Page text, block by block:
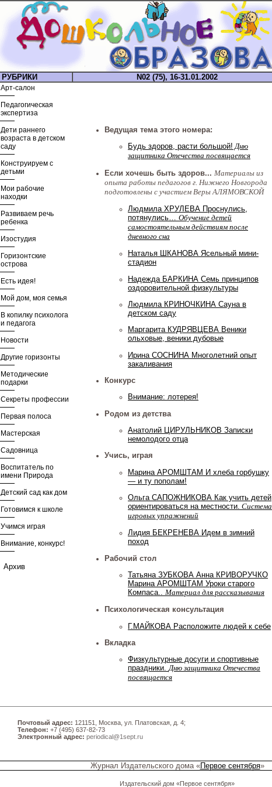
РУБРИКИ N02 (75), 16-31.01.2002
Арт-салон
Педагогическая
экспертиза
Дети раннего
возраста в детском
саду
Конструируем с
детьми
Мои рабочие
находки
Развиваем речь
ребенка
Изостудия
Горизонтские
острова
Есть идея!
Мой дом, моя семья
В копилку психолога
и педагога
Новости
Другие горизонты
Методические
подарки
Секреты профессии
Первая полоса
Мастерская
Садовница
Воспитатель по
имени Природа
Детский сад как дом
Готовимся к школе
Учимся играя
Внимание, конкурс!
Архив
Ведущая тема этого номера:
Будь здоров, расти большой! Дню
защитника Отечества посвящается
Если хочешь быть здоров... Материалы из
опыта работы педагогов г. Нижнего Новгорода
подготовлены с участием Веры АЛЯМОВСКОЙ
Людмила ХРУЛЕВА Проснулись,
потянулись… Обучение детей
самостоятельным действиям после
дневного сна
Наталья ШКАНОВА Ясельный мини-
стадион
Надежда БАРКИНА Семь принципов
оздоровительной физкультуры
Людмила КРИНОЧКИНА Сауна в
детском саду
Маргарита КУДРЯВЦЕВА Веники
ольховые, веники дубовые
Ирина СОСНИНА Многолетний опыт
закаливания
Конкурс
Внимание: лотерея!
Родом из детства
Анатолий ЦИРУЛЬНИКОВ Записки
немолодого отца
Учись, играя
Марина АРОМШТАМ И хлеба горбушку
— и ту пополам!
Ольга САПОЖНИКОВА Как учить детей
ориентироваться на местности. Система
игровых упражнений
Лидия БЕКРЕНЕВА Идем в зимний
поход
Рабочий стол
Татьяна ЗУБКОВА Анна КРИВОРУЧКО
Марина АРОМШТАМ Уроки старого
Компаса.. Материал для рассказывания
Психологическая консультация
Г.МАЙКОВА Расположите людей к себе
Вкладка
Физкультурные досуги и спортивные
праздники.Дню защитника Отечества
посвящается
Почтовый адрес: 121151, Москва, ул. Платовская, д. 4;
Телефон: +7 (495) 637-82-73
Электронный адрес: periodical@1sept.ru
Журнал Издательского дома «Первое сентября»
Издательский дом «Первое сентября»